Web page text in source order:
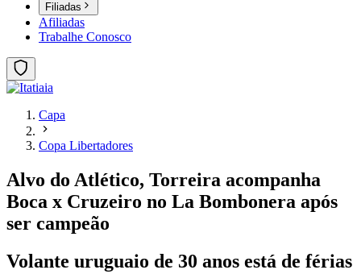
Filiadas
Afiliadas
Trabalhe Conosco
Capa
Copa Libertadores
Alvo do Atlético, Torreira acompanha
Boca x Cruzeiro no La Bombonera após
ser campeão
Volante uruguaio de 30 anos está de férias